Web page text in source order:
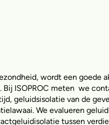
wordt een goede
Bij ISOPROC meten we
geluidsisolatie van de
We evalueren
tussen